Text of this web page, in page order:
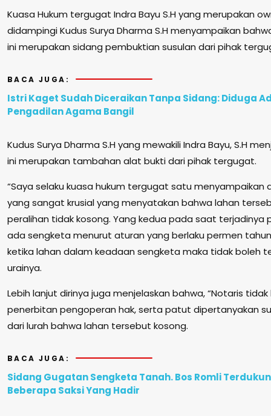
Kuasa Hukum tergugat Indra Bayu S.H yang merupakan
didampingi Kudus Surya Dharma S.H menyampaikan
ini merupakan sidang pembuktian susulan dari pihak
BACA JUGA:
Istri Kaget Sudah Diceraikan Tanpa Sidang: Diduga
Pengadilan Agama Bangil
Kudus Surya Dharma S.H yang mewakili Indra Bayu, S.H
ini merupakan tambahan alat bukti dari pihak tergugat.
“Saya selaku kuasa hukum tergugat satu
yang sangat krusial yang menyatakan bahwa lahan
peralihan tidak kosong. Yang kedua pada saat terjadinya
ada sengketa menurut aturan yang berlaku permen
ketika lahan dalam keadaan sengketa maka tidak boleh
urainya.
Lebih lanjut dirinya juga menjelaskan bahwa, “Notaris
penerbitan pengoperan hak, serta patut dipertanyakan
dari lurah bahwa lahan tersebut kosong.
BACA JUGA:
Sidang Gugatan Sengketa Tanah. Bos Romli
Beberapa Saksi Yang Hadir